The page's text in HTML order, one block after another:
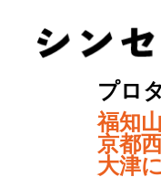
プロ
福知
京都
大津